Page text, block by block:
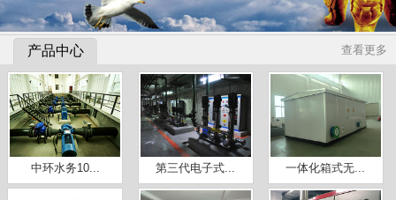
产品中心 查看更多
中环水务10... 第三代电子式... 一体化箱式无...